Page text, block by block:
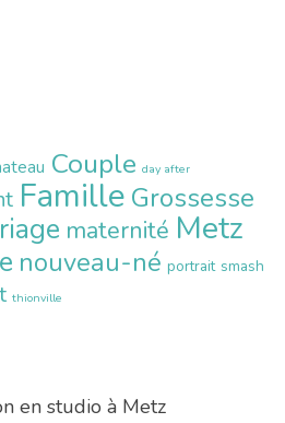
Couple day after
Famille Grossesse
maternité Metz
nouveau-né portrait smash
thionville
en studio à Metz